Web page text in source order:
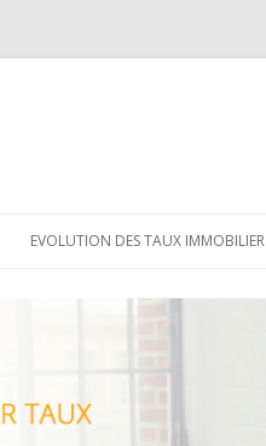
au
EVOLUTION DES TAUX IMMOBILIER